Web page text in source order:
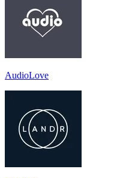
AudioLove